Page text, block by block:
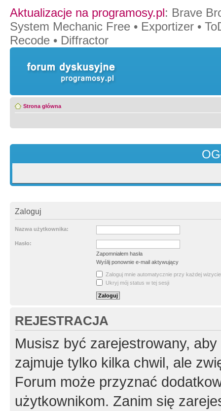
Aktualizacje na programosy.pl: Brave
System Mechanic Free • Exportizer •
Recode • Diffractor
Strona główna
Zaloguj
Nazwa użytkownika:
Hasło:
Zapomniałem hasła
Wyślij ponownie e-mail aktywujący
Zaloguj mnie automatycznie przy każdej wizycie
Ukryj mój status w tej sesji
REJESTRACJA
Musisz być zarejestrowany,
zajmuje tylko kilka chwil, ale
Forum może przyznać
użytkownikom. Zanim się